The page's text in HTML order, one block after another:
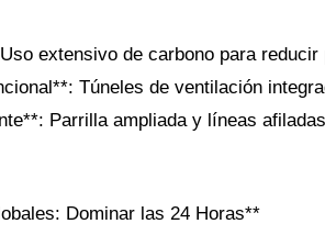
extensivo de carbono para reducir
Túneles de ventilación
Parrilla ampliada y líneas
Dominar las 24 Horas**